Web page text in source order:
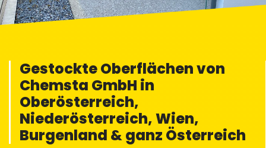
Gestockte Oberflächen von
Chemsta GmbH in
Oberösterreich,
Niederösterreich, Wien,
Burgenland & ganz Österreich